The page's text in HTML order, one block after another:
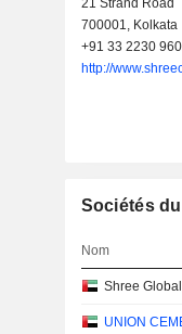
21 Strand Road
700001, Kolkata
+91 33 2230
http://
Sociétés
Nom
Shree
UNION